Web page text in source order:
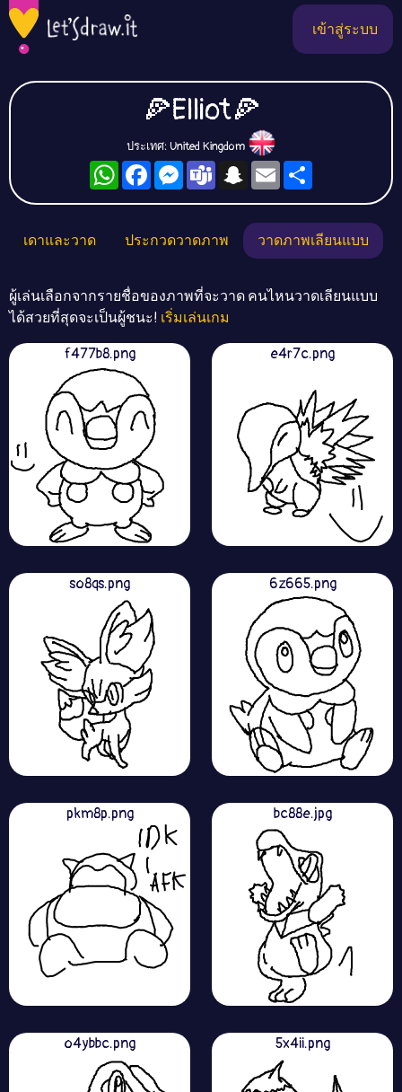
เข้าสู่ระบบ
🍕Elliot🍕
ประเทศ: United Kingdom
WhatsAppFacebookMessengerTeamsSnapchat
Email
เดาและวาด ประกวดวาดภาพ วาดภาพเลียนแบบ
ผู้เล่นเลือกจากรายชื่อของภาพที่จะวาด คนไหนวาดเลียนแบบ
ได้สวยที่สุดจะเป็นผู้ชนะ! เริ่มเล่นเกม
f477b8.png
e4r7c.png
so8qs.png 6z665.png
pkm8p.png bc88e.jpg
o4ybbc.png 5x4ii.png